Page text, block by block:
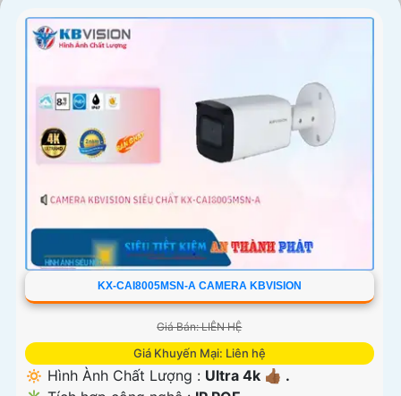
KX-CAI8005MSN-A CAMERA KBVISION
Giá Bán: LIÊN HỆ
Giá Khuyến Mại: Liên hệ
🔅 Hình Ành Chất Lượng : Ultra 4k 👍🏾 .